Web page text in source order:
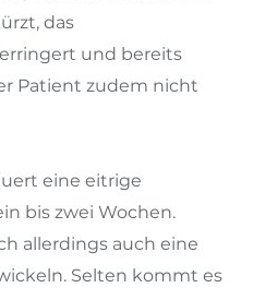
das
und bereits
Patient zudem nicht
eine eitrige
bis zwei Wochen.
allerdings auch eine
Selten kommt es